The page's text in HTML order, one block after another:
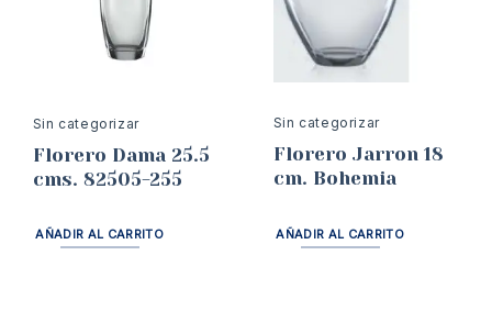
Sin categorizar
Florero Dama 25.5
cms. 82505-255
AÑADIR AL CARRITO
Sin categorizar
Florero Jarron 18
cm. Bohemia
AÑADIR AL CARRITO